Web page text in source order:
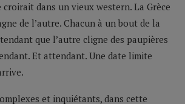
croirait dans un vieux western. La Grèce
de l’autre. Chacun à un bout de la
que l’autre cligne des paupières
Et attendant. Une date limite
et inquiétants, dans cette